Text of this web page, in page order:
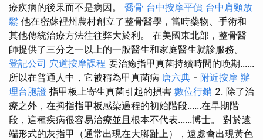
療疾病的後果而不是病因。 喬骨 台中按摩平價 台中肩頸放
鬆 他在密蘇裡州農村創立了整骨醫學，當時藥物、手術和
其他傳統治療方法往往弊大於利。 在美國東北部，整骨醫
師提供了三分之一以上的一般醫生和家庭醫生就診服務。
登記公司 穴道按摩課程 要治癒指甲真菌持續時間的晚期......
所以在普通人中，它被稱為甲真菌病 唐六典 - 附近按摩 辦
理台胞證 指甲板上寄生真菌引起的損害 數位行銷 2. 除了治
療之外，在拇指指甲板感染過程的初始階段......在早期階
段，這種疾病很容易治療並且根本不代表......博士。 對於遠
端形式的灰指甲（通常出現在大腳趾上），遠處會出現黃色